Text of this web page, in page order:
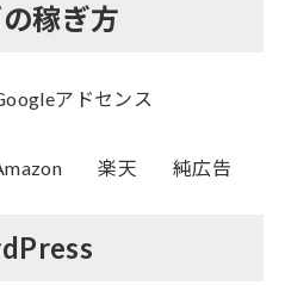
稼ぎ方
アドセンス
楽天 純広告